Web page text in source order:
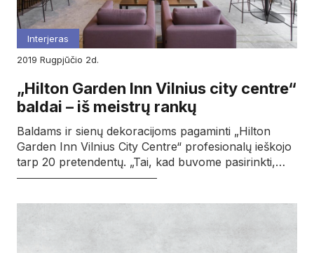
Interjeras
2019
rugpjūčio 2d.
„Hilton Garden Inn Vilnius city centre“
baldai – iš meistrų rankų
Baldams ir sienų dekoracijoms pagaminti „Hilton
Garden Inn Vilnius City Centre“ profesionalų ieškojo
tarp 20 pretendentų. „Tai, kad buvome pasirinkti,…